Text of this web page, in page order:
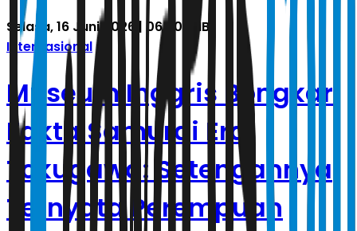
Selasa, 16 Juni 2026 | 06.20 WIB
Internasional
Museum Inggris Bongkar
Fakta Samurai Era
Tokugawa: Setengahnya
Ternyata Perempuan